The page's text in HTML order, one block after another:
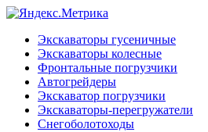
Экскаваторы гусеничные
Экскаваторы колесные
Фронтальные погрузчики
Автогрейдеры
Экскаватор погрузчики
Экскаваторы-перегружатели
Снегоболотоходы